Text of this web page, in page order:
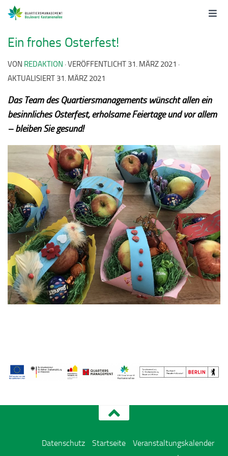
Ein frohes Osterfest!
VON REDAKTION · VERÖFFENTLICHT 31. MÄRZ 2021 ·
AKTUALISIERT 31. MÄRZ 2021
Das Team des Quartiersmanagements wünscht allen ein
besinnliches Osterfest, erholsame Feiertage und vor allem
– bleiben Sie gesund!
Veranstaltungskalender
Startseite
Datenschutz